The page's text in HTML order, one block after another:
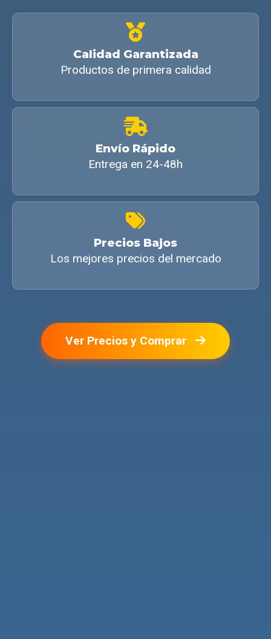
Calidad Garantizada
Productos de primera calidad
Envío Rápido
Entrega en 24-48h
Precios Bajos
Los mejores precios del mercado
Ver Precios y Comprar